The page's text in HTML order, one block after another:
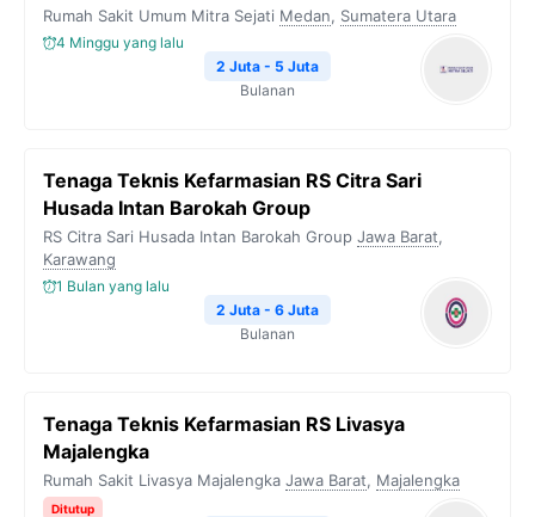
Rumah Sakit Umum Mitra Sejati Medan, Sumatera Utara
4 Minggu yang lalu
2 Juta - 5 Juta
Bulanan
Tenaga Teknis Kefarmasian RS Citra Sari
Husada Intan Barokah Group
RS Citra Sari Husada Intan Barokah Group Jawa Barat,
Karawang
1 Bulan yang lalu
2 Juta - 6 Juta
Bulanan
Tenaga Teknis Kefarmasian RS Livasya
Majalengka
Rumah Sakit Livasya Majalengka Jawa Barat, Majalengka
Ditutup